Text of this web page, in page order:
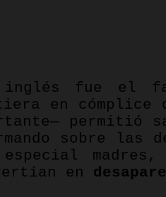
inglés fue el
en cómplice
permitió
sobre las
madres,
en